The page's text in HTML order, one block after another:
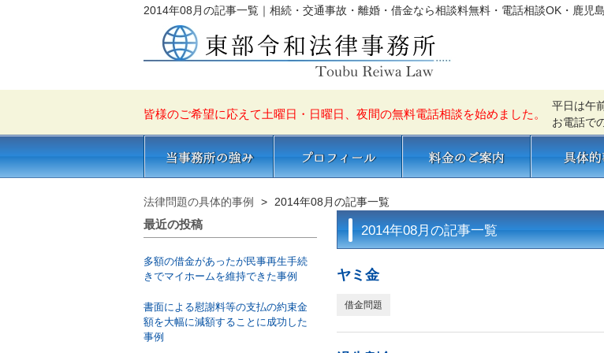
2014年08月の記事一覧｜相続・交通事故・離婚・借金なら相談料無料・電話相談OK・鹿児
皆様のご希望に応えて土曜日・日曜日、夜間の無料電話相談を始めました。
平日は午
お電話で
法律問題の具体的事例 2014年08月の記事一覧
2014年08月の記事一覧
ヤミ金
借金問題
最近の投稿
多額の借金があったが民事再生手続
きでマイホームを維持できた事例
書面による慰謝料等の支払の約束金
額を大幅に減額することに成功した
事例